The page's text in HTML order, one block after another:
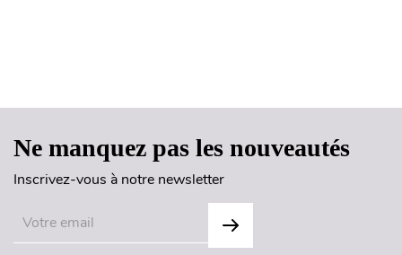
Ne manquez pas les nouveautés
Inscrivez-vous à notre newsletter